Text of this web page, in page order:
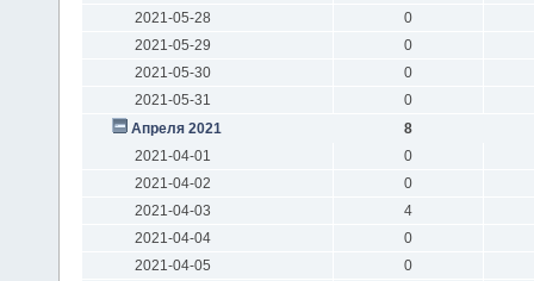
2021-05-28
0
2021-05-29
0
2021-05-30
0
2021-05-31
0
Апреля 2021
8
2021-04-01
0
2021-04-02
0
2021-04-03
4
2021-04-04
0
2021-04-05
0